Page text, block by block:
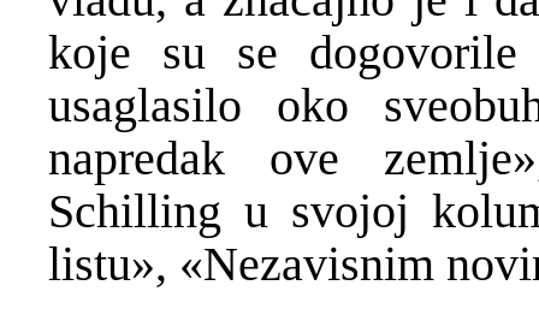
koje su se
usaglasilo oko
napredak ove
Schilling u svojoj
listu», «Nezavisnim